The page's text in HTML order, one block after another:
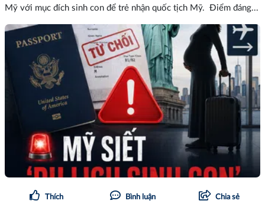
Mỹ với mục đích sinh con để trẻ nhận quốc tịch Mỹ. Điểm đáng...
Thích Bình luận Chia sẻ